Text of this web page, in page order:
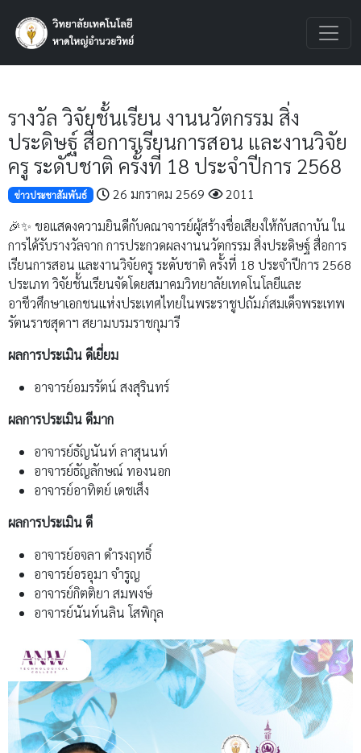
รางวัล วิจัยชั้นเรียน งานนวัตกรรม สิ่ง
ประดิษฐ์ สื่อการเรียนการสอน และงานวิจัย
ครู ระดับชาติ ครั้งที่ 18 ประจำปีการ 2568
ข่าวประชาสัมพันธ์ 26 มกราคม 2569
2011
🎉✨ ขอแสดงความยินดีกับคณาจารย์ผู้สร้างชื่อเสียงให้กับสถาบัน ใน
การได้รับรางวัลจาก การประกวดผลงานนวัตกรรม สิ่งประดิษฐ์ สื่อการ
เรียนการสอน และงานวิจัยครู ระดับชาติ ครั้งที่ 18 ประจำปีการ 2568
ประเภท วิจัยชั้นเรียนจัดโดยสมาคมวิทยาลัยเทคโนโลยีและ
อาชีวศึกษาเอกชนแห่งประเทศไทยในพระราชูปถัมภ์สมเด็จพระเทพ
รัตนราชสุดาฯ สยามบรมราชกุมารี
ผลการประเมิน ดีเยี่ยม
อาจารย์อมรรัตน์ สงสุรินทร์
ผลการประเมิน ดีมาก
อาจารย์ธัญนันท์ ลาสุนนท์
อาจารย์ธัญลักษณ์ ทองนอก
อาจารย์อาทิตย์ เดชเส็ง
ผลการประเมิน ดี
อาจารย์อจลา ดำรงฤทธิ์
อาจารย์อรอุมา จำรูญ
อาจารย์กิตติยา สมพงษ์
อาจารย์นันท์นลิน โสพิกุล